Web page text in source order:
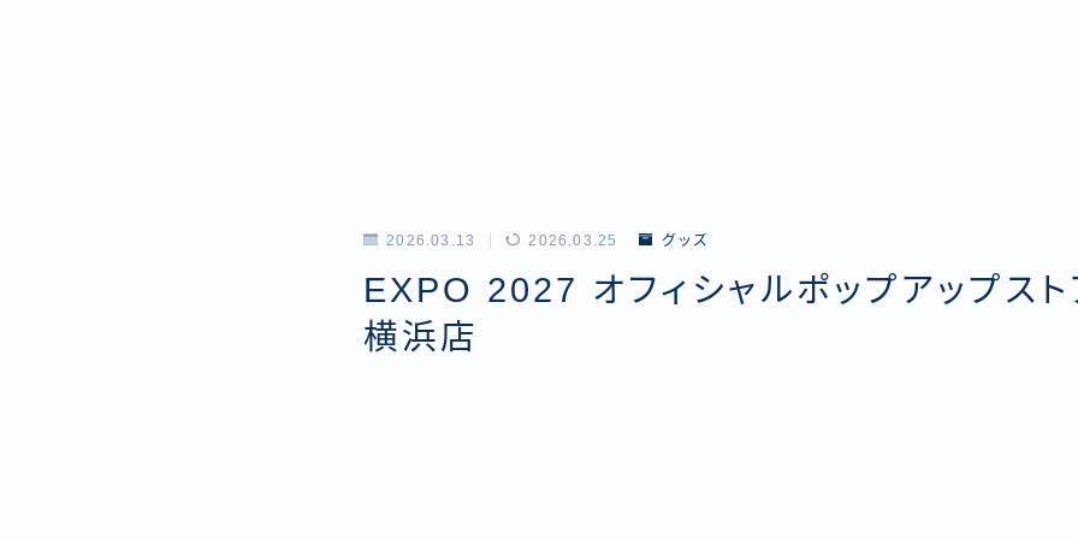
2026.03.13 2026.03.25 グッズ
EXPO 2027 オフィシャルポップアップスト
横浜店